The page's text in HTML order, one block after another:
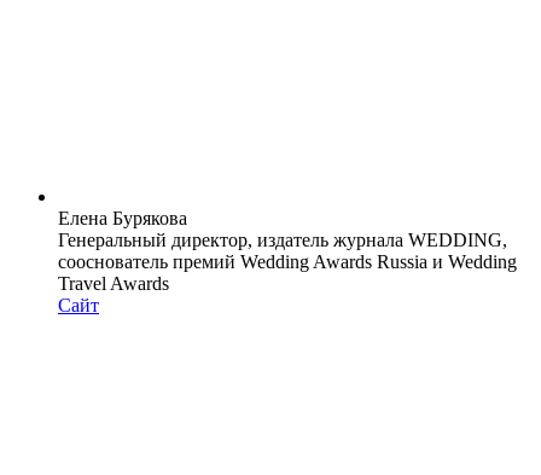
Елена Бурякова
Генеральный директор, издатель журнала WEDDING,
сооснователь премий Wedding Awards Russia и Wedding
Travel Awards
Сайт